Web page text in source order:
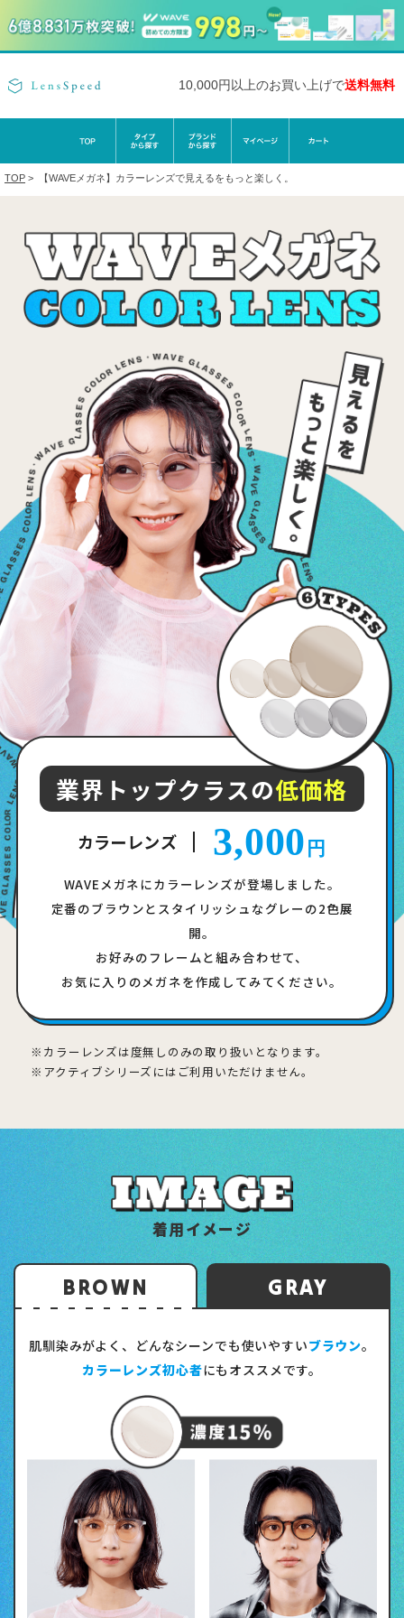
10,000円以上のお買い上げで送料無料
TOP > 【WAVEメガネ】カラーレンズで見えるをもっと楽しく。
業界トップクラスの低価格
カラーレンズ 3,000 円
WAVEメガネにカラーレンズが登場しました。
定番のブラウンとスタイリッシュなグレーの2色展
開。
お好みのフレームと組み合わせて、
お気に入りのメガネを作成してみてください。
カラーレンズは度無しのみの取り扱いとなります。
アクティブシリーズにはご利用いただけません。
着用イメージ
BROWN GRAY
肌馴染みがよく、どんなシーンでも使いやすいブラウン。
カラーレンズ初心者にもオススメです。